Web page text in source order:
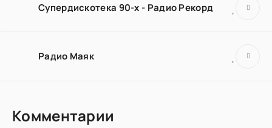
Супердискотека 90-х - Радио Рекорд
Радио Маяк
Комментарии